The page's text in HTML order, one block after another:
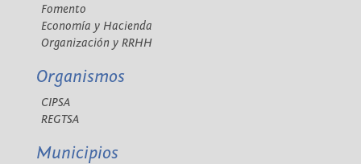
Fomento
Economía y Hacienda
Organización y RRHH
Organismos
CIPSA
REGTSA
Municipios